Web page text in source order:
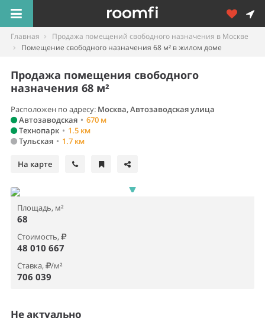
Главная
Продажа помещений свободного назначения в Москве
Помещение свободного назначения 68 м² в жилом доме
Продажа помещения свободного
назначения 68 м²
Расположен по адресу: Москва, Автозаводская улица
Автозаводская • 670 м
Технопарк • 1.5 км
Тульская • 1.7 км
На карте
Площадь, м²
68
Стоимость,
48 010 667
Ставка, /м²
706 039
Не актуально